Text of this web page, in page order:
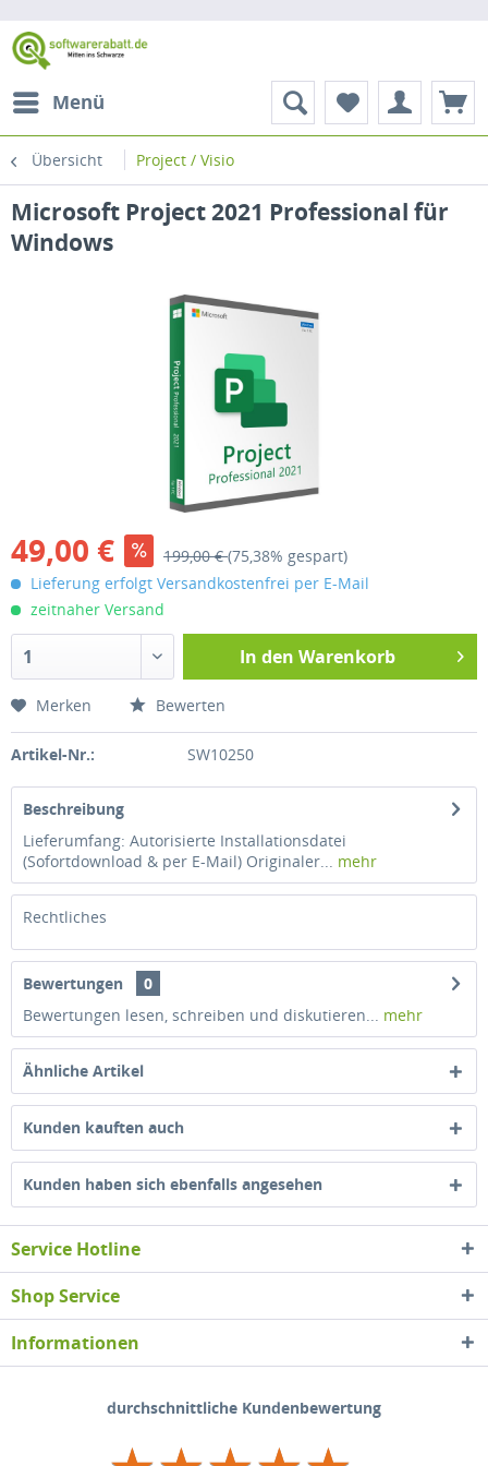
Menü
Übersicht Project / Visio
Microsoft Project 2021 Professional für
Windows
49,00 € 199,00 €(75,38% gespart)
Lieferung erfolgt Versandkostenfrei per E-Mail
zeitnaher Versand
In den Warenkorb
Merken Bewerten
Artikel-Nr.: SW10250
Beschreibung
Lieferumfang: Autorisierte Installationsdatei
(Sofortdownload & per E-Mail) Originaler... mehr
Rechtliches
Bewertungen
0
Bewertungen lesen, schreiben und diskutieren... mehr
Ähnliche Artikel
Kunden kauften auch
Kunden haben sich ebenfalls angesehen
Service Hotline
Shop Service
Informationen
durchschnittliche Kundenbewertung